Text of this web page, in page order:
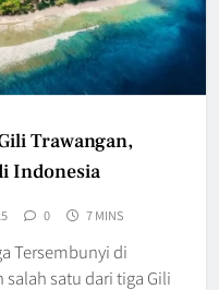
Trawangan,
Indonesia
0 7 MINS
Tersembunyi di
satu dari tiga Gili